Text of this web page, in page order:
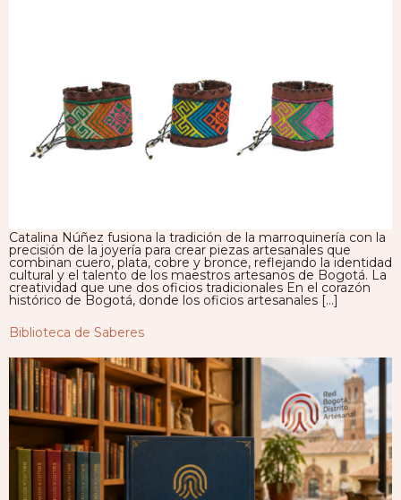
Catalina Núñez fusiona la tradición de la marroquinería con la
precisión de la joyería para crear piezas artesanales que
combinan cuero, plata, cobre y bronce, reflejando la identidad
cultural y el talento de los maestros artesanos de Bogotá. La
creatividad que une dos oficios tradicionales En el corazón
histórico de Bogotá, donde los oficios artesanales […]
Biblioteca de Saberes